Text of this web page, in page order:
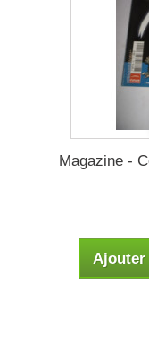
Magazine -
Ajouter